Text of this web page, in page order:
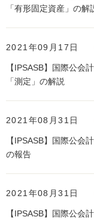
「有形固定資産」の解
2021年09月17日
【IPSASB】国際公会
「測定」の解説
2021年08月31日
【IPSASB】国際公会
の報告
2021年08月31日
【IPSASB】国際公会